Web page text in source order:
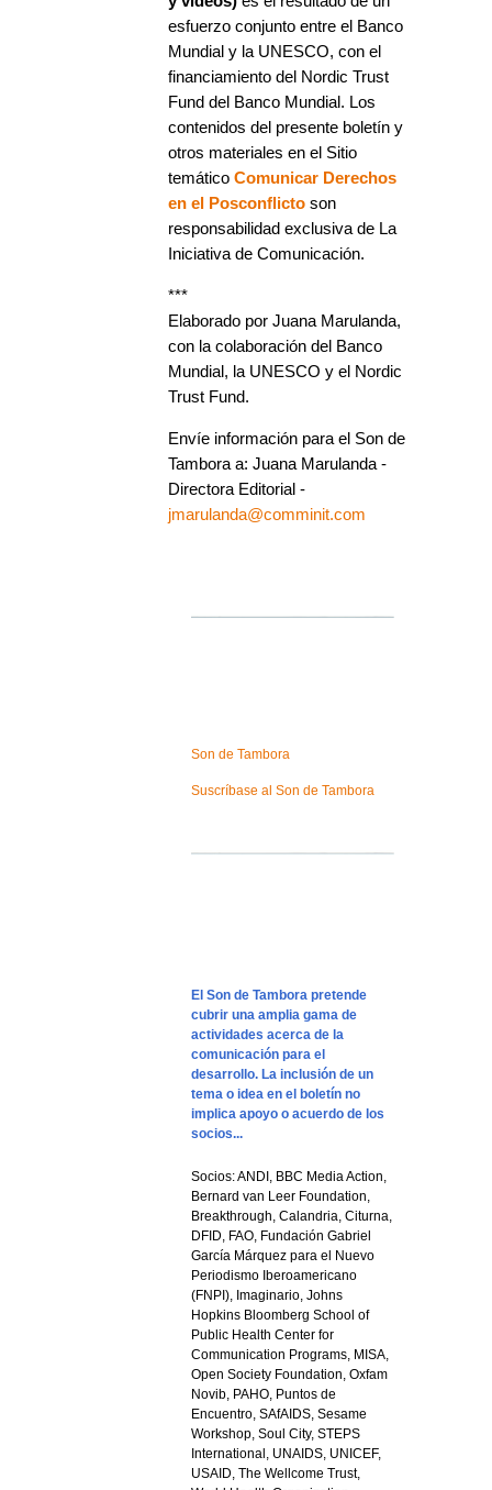
esfuerzo conjunto entre el Banco
Mundial y la UNESCO, con el
financiamiento del Nordic Trust
Fund del Banco Mundial. Los
contenidos del presente boletín y
otros materiales en el Sitio
temático Comunicar Derechos
en el Posconflicto son
responsabilidad exclusiva de La
Iniciativa de Comunicación.
***
Elaborado por Juana Marulanda,
con la colaboración del Banco
Mundial, la UNESCO y el Nordic
Trust Fund.
Envíe información para el Son de
Tambora a: Juana Marulanda -
Directora Editorial -
jmarulanda@comminit.com
Son de Tambora
Suscríbase al Son de Tambora
El Son de Tambora pretende
cubrir una amplia gama de
actividades acerca de la
comunicación para el
desarrollo. La inclusión de un
tema o idea en el boletín no
implica apoyo o acuerdo de los
socios...
Socios: ANDI, BBC Media Action,
Bernard van Leer Foundation,
Breakthrough, Calandria, Citurna,
DFID, FAO, Fundación Gabriel
García Márquez para el Nuevo
Periodismo Iberoamericano
(FNPI), Imaginario, Johns
Hopkins Bloomberg School of
Public Health Center for
Communication Programs, MISA,
Open Society Foundation, Oxfam
Novib, PAHO, Puntos de
Encuentro, SAfAIDS, Sesame
Workshop, Soul City, STEPS
International, UNAIDS, UNICEF,
USAID, The Wellcome Trust,